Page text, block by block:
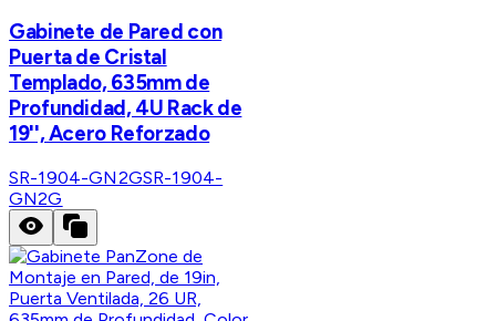
Gabinete de Pared con
Puerta de Cristal
Templado, 635mm de
Profundidad, 4U Rack de
19'', Acero Reforzado
SR-1904-GN2GSR-1904-
GN2G